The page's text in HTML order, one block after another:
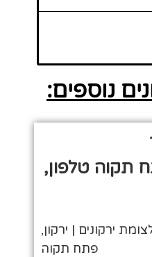
נוספים:
תקוה טלפון,
ירקונים | ירקון,
פתח תקוה